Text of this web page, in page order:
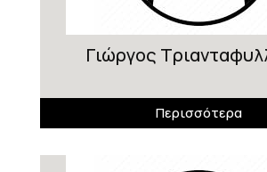
Γιώργος
Περισσότερα